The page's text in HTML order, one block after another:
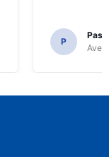
P
Avec